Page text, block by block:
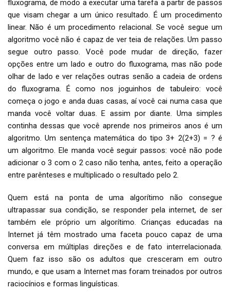
fluxograma, de modo a executar uma tarefa a partir de passos
que visam chegar a um único resultado. É um procedimento
linear. Não é um procedimento relacional. Se você segue um
algoritmo você não é capaz de ver teia de relações. Um passo
segue outro passo. Você pode mudar de direção, fazer
opções entre um lado e outro do fluxograma, mas não pode
olhar de lado e ver relações outras senão a cadeia de ordens
do fluxograma. É como nos joguinhos de tabuleiro: você
começa o jogo e anda duas casas, aí você cai numa casa que
manda você voltar duas. E assim por diante. Uma simples
continha dessas que você aprende nos primeiros anos é um
algoritmo. Um sentença matemática do tipo 3+ 2(2+3) = ? é
um algoritmo. Ele manda você seguir passos: você não pode
adicionar o 3 com o 2 caso não tenha, antes, feito a operação
entre parênteses e multiplicado o resultado pelo 2.
Quem está na ponta de uma algorítimo não consegue
ultrapassar sua condição, se responder pela internet, de ser
também ele próprio um algorítimo. Crianças educadas na
Internet já têm mostrado uma faceta pouco capaz de uma
conversa em múltiplas direções e de fato interrelacionada.
Quem faz isso são os adultos que cresceram em outro
mundo, e que usam a Internet mas foram treinados por outros
raciocínios e formas linguísticas.